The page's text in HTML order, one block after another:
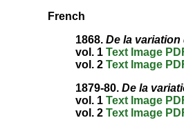
French
1868.De la
vol. 1Text Image
vol. 2Text Image
1879-80.De la
vol. 1Text Image
vol. 2Text Image